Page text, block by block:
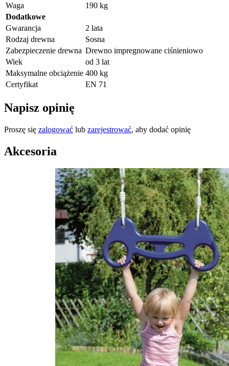
Waga
190 kg
Dodatkowe
Gwarancja
2 lata
Rodzaj drewna
Sosna
Zabezpieczenie drewna Drewno impregnowane ciśnieniowo
Wiek
od 3 lat
Maksymalne obciążenie 400 kg
Certyfikat
EN 71
Napisz opinię
Proszę się zalogować lub zarejestrować, aby dodać opinię
Akcesoria